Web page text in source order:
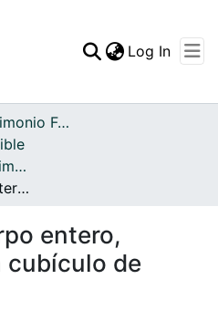
Log In
Archivo del Patrimonio Fotográfico y Fílmico del Valle del Cauca
FCCV - Trabajo - Patrimonial
Hombre de cuerpo entero, sentado junto a cubículo de dulces
entero,
cubículo de